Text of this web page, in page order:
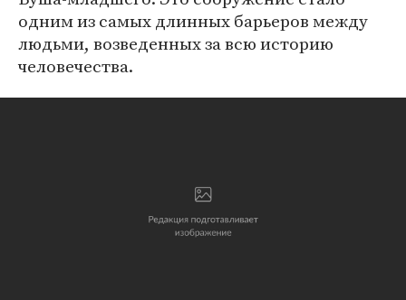
одним из самых длинных барьеров между
людьми, возведенных за всю историю
человечества.